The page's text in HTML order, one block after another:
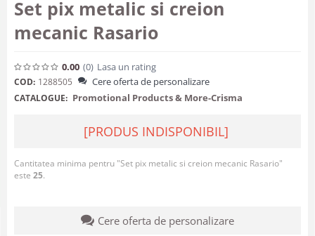
Set pix metalic si creion
mecanic Rasario
0.00 (0) Lasa un rating
COD: 1288505 Cere oferta de personalizare
CATALOGUE: Promotional Products & More-Crisma
[PRODUS INDISPONIBIL]
Cantitatea minima pentru "Set pix metalic si creion mecanic Rasario"
este 25.
Cere oferta de personalizare